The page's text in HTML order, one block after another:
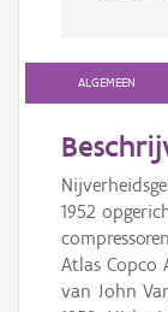
ALGEMEEN
1952
Atlas Copco
van John